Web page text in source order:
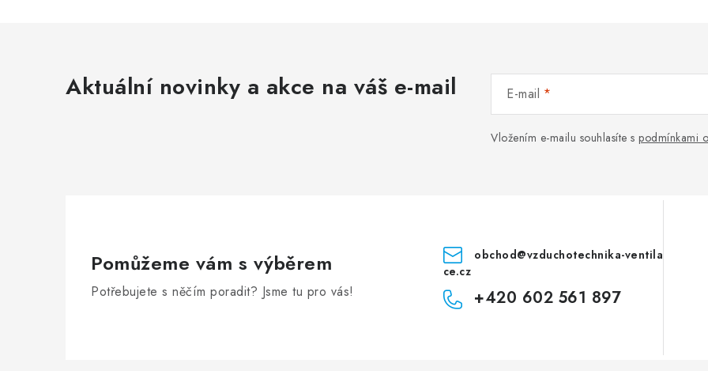
Aktuální novinky a akce na váš e-mail E-mail
Vložením e-mailu souhlasíte s podmínkami
Pomůžeme vám s výběrem
Potřebujete s něčím poradit? Jsme tu pro vás!
obchod@vzduchotechnika-ventila
ce.cz
+420 602 561 897